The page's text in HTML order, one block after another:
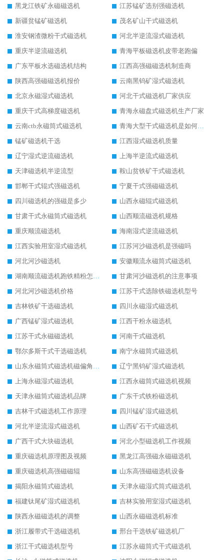
黑龙江铁矿永磁磁选机
江苏锰矿选别强磁选机
新疆贫锰矿磁选机
茂名矿山干式磁选机
淮安钢渣微粉干式磁选机
河北半逆流湿式磁选机
重庆半逆流磁选机
青海平板磁选机皮带老跑偏
广东平板水选磁选机结构
江西高强磁磁选机制造商
陕西高强磁磁选机报价
云南黑钨矿湿式磁选机
北京永磁湿式磁选机
河北干式磁选机厂家供应
重庆干式高梯度磁选机
青海永磁盘式磁选机生产厂家
云南ctb永磁筒式磁选机
青海大型干式磁选机是如何选矿的
锰矿磁选机干选
江西湿式磁选机质量
辽宁湿式逆流磁选机
上海半逆流式磁选机
天津磁选机半逆流型
鞍山贫铁矿干式磁选机
邯郸干式辊式强磁选机
宁夏干式强磁磁选机
四川磁选机的强磁是多少
山西永磁辊式磁选机
甘肃干式永磁筒式磁选机
山西顺流磁选机规格
重庆顺流磁选机
海南湿式逆流磁选机
江西实验用室湿式磁选机
江苏河沙磁选机是强磁吗
河北河沙磁选机
安徽顺流永磁筒式磁选机
湖南顺流磁选机跑铁精粉怎么处理
甘肃河沙磁选机的注意事项
河北河沙磁选机价格
江苏干式选除铁磁选机型号
吉林铁矿干选磁选机
四川永磁湿式磁选机
广西锰矿湿式磁选机
江西干粉永磁选机
江苏干式永磁磁选机
河南干式磁选机
鄂尔多斯干式干选磁选机
南宁永磁筒式磁选机
山东永磁筒式磁选机磁偏角怎么调整
辽宁黑钨矿湿式磁选机
上海永磁湿式磁选机
江西永磁筒式磁选机视频
天津永磁筒式磁选机品牌
广东干式铁粉磁选机
吉林干式磁选机工作原理
四川锰矿湿式磁选机
河北半逆流湿式磁选机
山西矿石干式磁选机
广西干式大块磁选机
河北小型磁选机工作视频
重庆磁选机原理图及视频
黑龙江高强磁永磁磁选机
重庆磁选机高强磁磁辊
山东高强磁磁选机设备
揭阳永磁筒式磁选机
天津永磁湿式筒式磁选机
福建钛尾矿湿式磁选机
吉林实验用室湿式磁选机
陕西永磁磁选机的调整
山西永磁磁选机标准
浙江履带式干选磁选机
邢台干选铁矿磁选机厂
浙江干式磁选机型号
江苏永磁筒式干式磁选机